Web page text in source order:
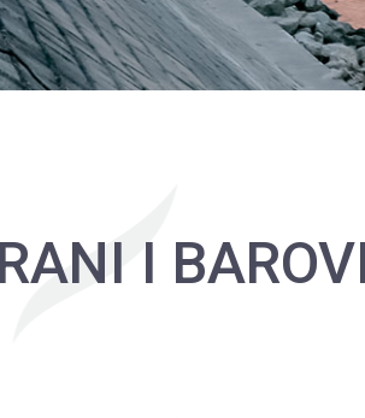
I